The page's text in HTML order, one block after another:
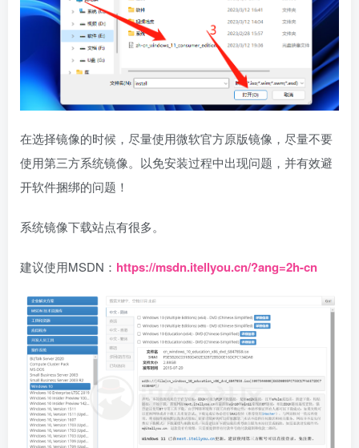
在选择镜像的时候，尽量使用微软官方原版镜像，尽量不要
使用第三方系统镜像。以免安装过程中出现问题，并有效避
开软件捆绑的问题！
系统镜像下载站点有很多。
建议使用MSDN： https://msdn.itellyou.cn/?ang=2h-cn